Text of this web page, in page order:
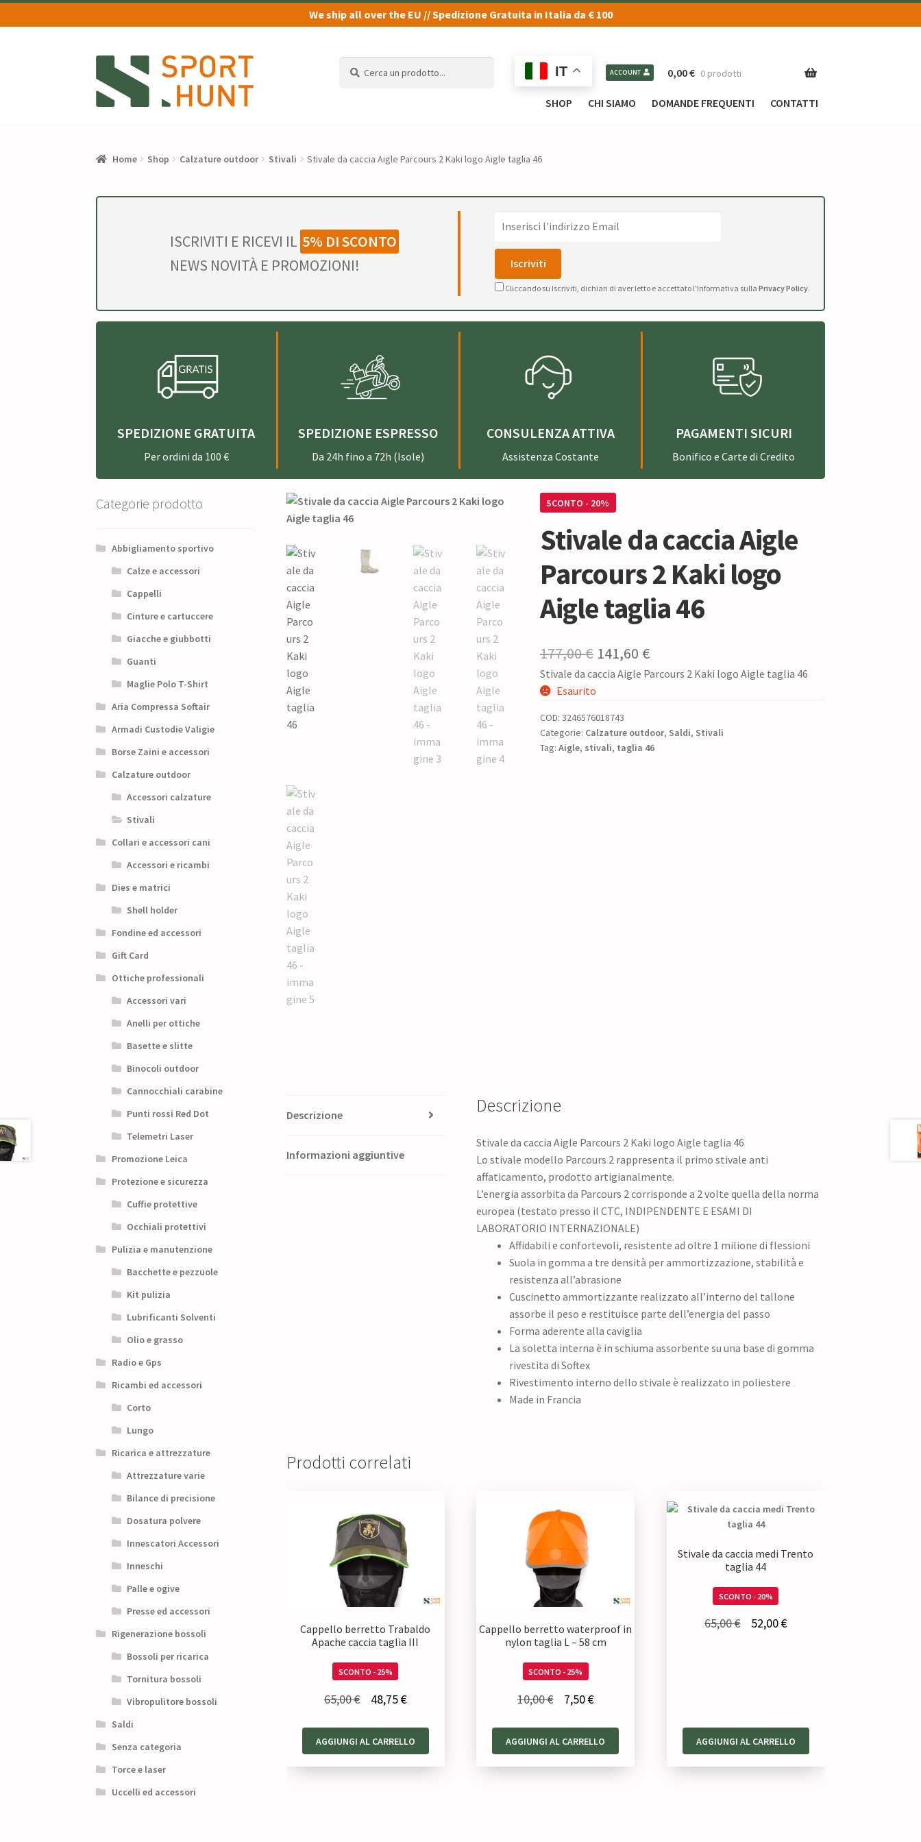
We ship all over the EU // Spedizione Gratuita in Italia da € 100
alla
navigazione
al
contenuto
IT ACCOUNT 0,00€ 0 prodotti
SHOP CHI SIAMO DOMANDE FREQUENTI CONTATTI
Home Shop Calzature outdoor Stivali Stivale da caccia Aigle Parcours 2 Kaki logo Aigle taglia 46
ISCRIVITI E RICEVI IL 5% DI SCONTO
NEWS NOVITÀ E PROMOZIONI!
Cliccando su Iscriviti, dichiari di aver letto e accettato l'Informativa sulla Privacy Policy.
SPEDIZIONE GRATUITA
Per ordini da 100 €
SPEDIZIONE ESPRESSO
Da 24h fino a 72h (Isole)
CONSULENZA ATTIVA
Assistenza Costante
PAGAMENTI SICURI
Bonifico e Carte di Credito
SCONTO - 20%
Stivale da caccia Aigle
Parcours 2 Kaki logo
Aigle taglia 46
177,00€ Il
prezzo
era:
177,00 €.
141,60 €Il
prezzo
è:
141,60 €.
Stivale da caccia Aigle Parcours 2 Kaki logo Aigle taglia 46
Esaurito
COD: 3246576018743
Categorie: Calzature outdoor, Saldi, Stivali
Tag: Aigle, stivali, taglia 46
Descrizione
Informazioni aggiuntive
Descrizione
Stivale da caccia Aigle Parcours 2 Kaki logo Aigle taglia 46
Lo stivale modello Parcours 2 rappresenta il primo stivale anti
affaticamento, prodotto artigianalmente.
L’energia assorbita da Parcours 2 corrisponde a 2 volte quella della norma
europea (testato presso il CTC, INDIPENDENTE E ESAMI DI
LABORATORIO INTERNAZIONALE)
Affidabili e confortevoli, resistente ad oltre 1 milione di flessioni
Suola in gomma a tre densità per ammortizzazione, stabilità e
resistenza all’abrasione
Cuscinetto ammortizzante realizzato all’interno del tallone
assorbe il peso e restituisce parte dell’energia del passo
Forma aderente alla caviglia
La soletta interna è in schiuma assorbente su una base di gomma
rivestita di Softex
Rivestimento interno dello stivale è realizzato in poliestere
Made in Francia
Prodotti correlati
Cappello berretto Trabaldo
Apache caccia taglia III
SCONTO - 25%
65,00€
originale
era:
48,75€Il
attuale
è:
AGGIUNGI AL CARRELLO
Cappello berretto waterproof in
nylon taglia L – 58 cm
SCONTO - 25%
10,00€
originale
era:
7,50€Il
attuale
è:
AGGIUNGI AL CARRELLO
Stivale da caccia medi Trento
taglia 44
SCONTO - 20%
65,00€ 52,00€Il
AGGIUNGI AL CARRELLO
Categorie prodotto
Abbigliamento sportivo
Calze e accessori
Cappelli
Cinture e cartuccere
Giacche e giubbotti
Guanti
Maglie Polo T-Shirt
Aria Compressa Softair
Armadi Custodie Valigie
Borse Zaini e accessori
Calzature outdoor
Accessori calzature
Stivali
Collari e accessori cani
Accessori e ricambi
Dies e matrici
Shell holder
Fondine ed accessori
Gift Card
Ottiche professionali
Accessori vari
Anelli per ottiche
Basette e slitte
Binocoli outdoor
Cannocchiali carabine
Punti rossi Red Dot
Telemetri Laser
Promozione Leica
Protezione e sicurezza
Cuffie protettive
Occhiali protettivi
Pulizia e manutenzione
Bacchette e pezzuole
Kit pulizia
Lubrificanti Solventi
Olio e grasso
Radio e Gps
Ricambi ed accessori
Corto
Lungo
Ricarica e attrezzature
Attrezzature varie
Bilance di precisione
Dosatura polvere
Innescatori Accessori
Inneschi
Palle e ogive
Presse ed accessori
Rigenerazione bossoli
Bossoli per ricarica
Tornitura bossoli
Vibropulitore bossoli
Saldi
Senza categoria
Torce e laser
Uccelli ed accessori